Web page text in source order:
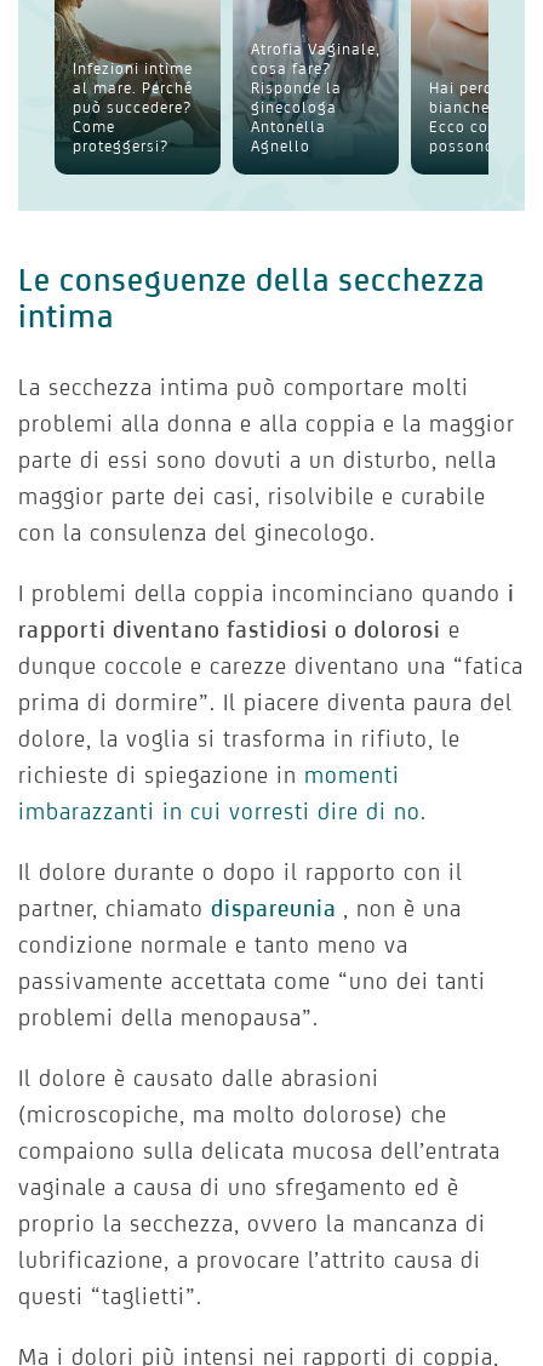
Infezioni intime
al mare. Perché
può succedere?
Come
proteggersi?
Atrofia Vaginale,
cosa fare?
Risponde la
ginecologa
Antonella
Agnello
Hai perdite
bianche
Ecco cosa
possono
Le conseguenze della secchezza
intima
La secchezza intima può comportare molti
problemi alla donna e alla coppia e la maggior
parte di essi sono dovuti a un disturbo, nella
maggior parte dei casi, risolvibile e curabile
con la consulenza del ginecologo.
I problemi della coppia incominciano quando i
rapporti diventano fastidiosi o dolorosi e
dunque coccole e carezze diventano una “fatica
prima di dormire”. Il piacere diventa paura del
dolore, la voglia si trasforma in rifiuto, le
richieste di spiegazione in momenti
imbarazzanti in cui vorresti dire di no.
Il dolore durante o dopo il rapporto con il
partner, chiamato dispareunia , non è una
condizione normale e tanto meno va
passivamente accettata come “uno dei tanti
problemi della menopausa”.
Il dolore è causato dalle abrasioni
(microscopiche, ma molto dolorose) che
compaiono sulla delicata mucosa dell’entrata
vaginale a causa di uno sfregamento ed è
proprio la secchezza, ovvero la mancanza di
lubrificazione, a provocare l’attrito causa di
questi “taglietti”.
Ma i dolori più intensi nei rapporti di coppia,